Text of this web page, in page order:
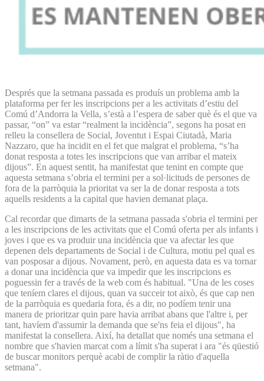
Després que la setmana passada es produís un problema amb la
plataforma per fer les inscripcions per a les activitats d’estiu del
Comú d’Andorra la Vella, s’està a l’espera de saber què és el que va
passar, “on” va estar “realment la incidència”, segons ha posat en
relleu la consellera de Social, Joventut i Espai Ciutadà, Maria
Nazzaro, que ha incidit en el fet que malgrat el problema, “s’ha
donat resposta a totes les inscripcions que van arribar el mateix
dijous”. En aquest sentit, ha manifestat que tenint en compte que
aquesta setmana s’obria el termini per a sol·licituds de persones de
fora de la parròquia la prioritat va ser la de donar resposta a tots
aquells residents a la capital que havien demanat plaça.
Cal recordar que dimarts de la setmana passada s'obria el termini per
a les inscripcions de les activitats que el Comú oferta per als infants i
joves i que es va produir una incidència que va afectar les que
depenen dels departaments de Social i de Cultura, motiu pel qual es
van posposar a dijous. Novament, però, en aquesta data es va tornar
a donar una incidència que va impedir que les inscripcions es
poguessin fer a través de la web com és habitual. "Una de les coses
que teníem clares el dijous, quan va succeir tot això, és que cap nen
de la parròquia es quedaria fora, és a dir, no podíem tenir una
manera de prioritzar quin pare havia arribat abans que l'altre i, per
tant, havíem d'assumir la demanda que se'ns feia el dijous", ha
manifestat la consellera. Així, ha detallat que només una setmana el
nombre que s'havien marcat com a límit s'ha superat i ara "és qüestió
de buscar monitors perquè acabi de complir la ràtio d'aquella
setmana".